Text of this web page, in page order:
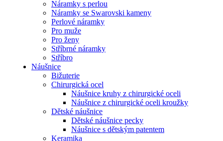
Náramky s perlou
Náramky se Swarovski kameny
Perlové náramky
Pro muže
Pro ženy
Stříbrné náramky
Stříbro
Náušnice
Bižuterie
Chirurgická ocel
Náušnice kruhy z chirurgické oceli
Náušnice z chirurgické oceli kroužky
Dětské náušnice
Dětské náušnice pecky
Náušnice s dětským patentem
Keramika